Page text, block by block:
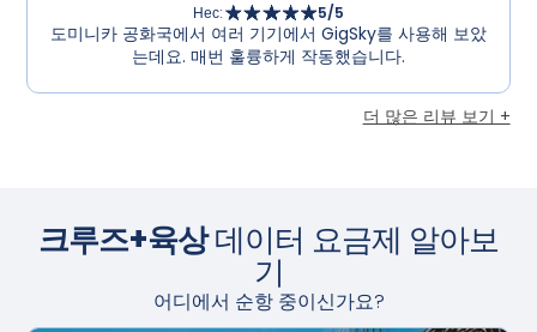
Нес: 5/5
도미니카 공화국에서 여러 기기에서 GigSky를 사용해 보았
는데요. 매번 훌륭하게 작동했습니다.
더 많은 리뷰 보기 +
크루즈+육상데이터 요금제 알아보
기
어디에서 순항 중이신가요?